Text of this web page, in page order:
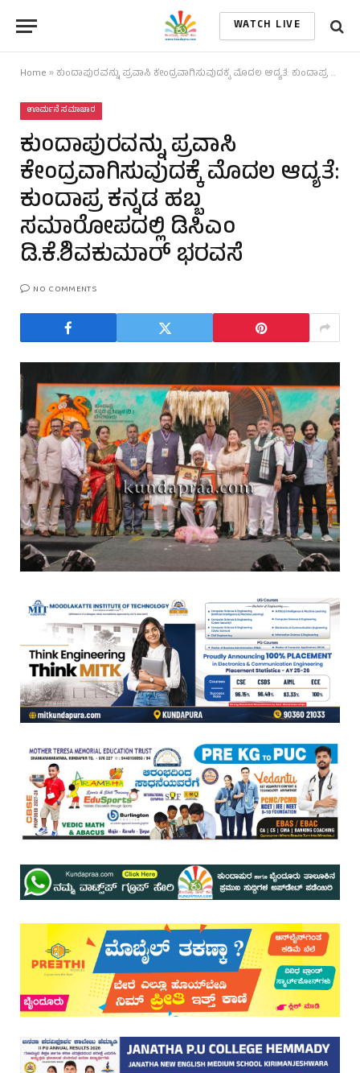
WATCH LIVE
Home »ಕುಂದಾಪುರವನ್ನು ಪ್ರವಾಸಿ ಕೇಂದ್ರವಾಗಿಸುವುದಕ್ಕೆ ಮೊದಲ ಆದ್ಯತೆ: ಕುಂದಾಪ್ರ ಕನ್ನಡ ಹಬ್ಬ ಸಮಾರೋಪದಲ್ಲಿ ಡಿಸಿಎಂ ಡಿ.ಕೆ.ಶಿವಕುಮಾರ್ ಭರವಸೆ
ಊರ್ಮನೆ ಸಮಾಚಾರ
ಕುಂದಾಪುರವನ್ನು ಪ್ರವಾಸಿ
ಕೇಂದ್ರವಾಗಿಸುವುದಕ್ಕೆ ಮೊದಲ ಆದ್ಯತೆ:
ಕುಂದಾಪ್ರ ಕನ್ನಡ ಹಬ್ಬ
ಸಮಾರೋಪದಲ್ಲಿ ಡಿಸಿಎಂ
ಡಿ.ಕೆ.ಶಿವಕುಮಾರ್ ಭರವಸೆ
NO COMMENTS